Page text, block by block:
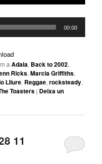
00:00
a Adala, Back to 2002,
Ricks,Marcia Griffiths,
Lliure, Reggae,rocksteady,
Toasters | Deixa un
11